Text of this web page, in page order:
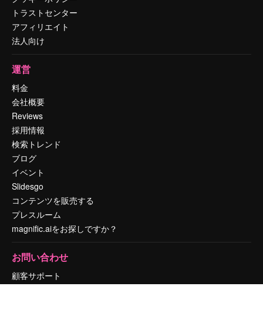
トラストセンター
アフィリエイト
法人向け
運営
料金
会社概要
Reviews
採用情報
検索トレンド
ブログ
イベント
Slidesgo
コンテンツを販売する
プレスルーム
magnific.aiをお探しですか？
お問い合わせ
顧客サポート